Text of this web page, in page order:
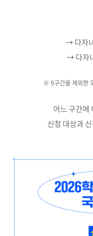
→ 다자
→ 다자
※ 9구간을 제외한
어느 구간에
신청 대상과